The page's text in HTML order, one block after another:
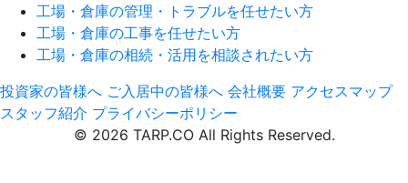
工場・倉庫の管理・トラブルを任せたい方
工場・倉庫の工事を任せたい方
工場・倉庫の相続・活用を相談されたい方
投資家の皆様へ ご入居中の皆様へ 会社概要 アクセスマップ
スタッフ紹介 プライバシーポリシー
© 2026 TARP.CO All Rights Reserved.